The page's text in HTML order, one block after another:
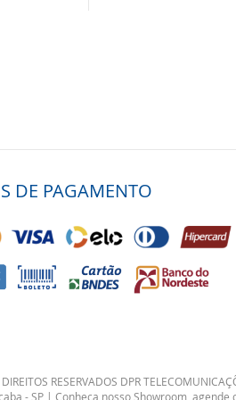
DE PAGAMENTO
RESERVADOS DPR
- SP | Conheça nosso Showroom,